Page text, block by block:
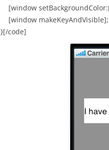
[window
[window makeKeyAndVisible];
}[/code]